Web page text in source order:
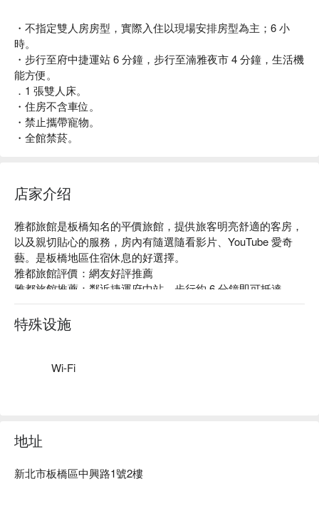
・不指定雙人房房型，實際入住以現場安排房型為主；6 小
時。
・步行至府中捷運站 6 分鐘，步行至湳雅夜市 4 分鐘，生活機
能方便。
．1 張雙人床。
・住房不含車位。
・禁止攜帶寵物。
・全館禁菸。
店家介绍
雅都旅館是板橋知名的平價旅館，提供旅客明亮舒適的客房，
以及親切貼心的服務，房內有隨選隨看影片、YouTube 愛奇
藝。是板橋地區住宿休息的好選擇。
雅都旅館評價：網友好評推薦
雅都旅館推薦：鄰近捷運府中站，步行約 6 分鐘即可抵達。
雅都旅館優惠、雅都旅館住宿方案、雅都旅館休息方案立刻查
看⬇︎
特殊设施
Wi-Fi
地址
新北市板橋區中興路1號2樓